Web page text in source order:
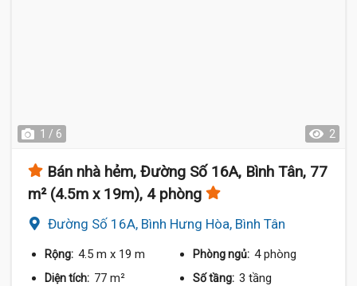
1 / 6 2
Bán nhà hẻm, Đường Số 16A, Bình Tân, 77
m² (4.5m x 19m), 4 phòng
Đường Số 16A, Bình Hưng Hòa, Bình Tân
Rộng: 4.5 m x 19 m Phòng ngủ: 4 phòng
Diện tích: 77 m² Số tầng: 3 tầng